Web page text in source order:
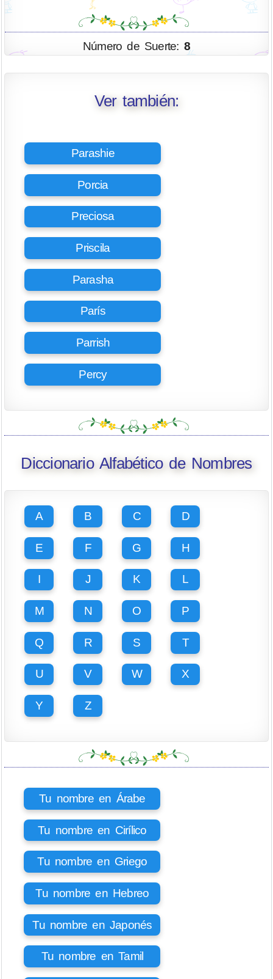
Número de Suerte: 8
Ver también:
Parashie
Porcia
Preciosa
Priscila
Parasha
París
Parrish
Percy
Diccionario Alfabético de Nombres
A B C D
E F G H
I J K L
M N O P
Q R S T
U V W X
Y Z
Tu nombre en Árabe
Tu nombre en Cirílico
Tu nombre en Griego
Tu nombre en Hebreo
Tu nombre en Japonés
Tu nombre en Tamil